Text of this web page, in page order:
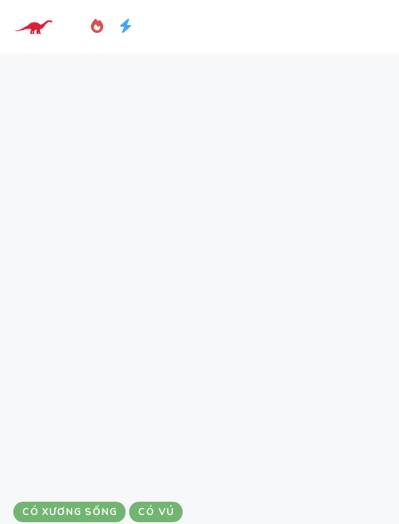
CÓ XƯƠNG SỐNG CÓ VÚ